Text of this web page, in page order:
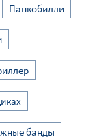
Панкобилли
банды